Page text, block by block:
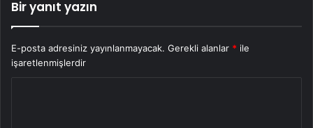
Bir yanıt yazın
E-posta adresiniz yayınlanmayacak. Gerekli alanlar * ile
işaretlenmişlerdir